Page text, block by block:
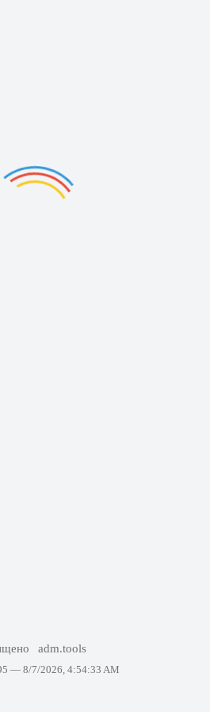
adm.tools
— 8/7/2026, 4:54:33 AM